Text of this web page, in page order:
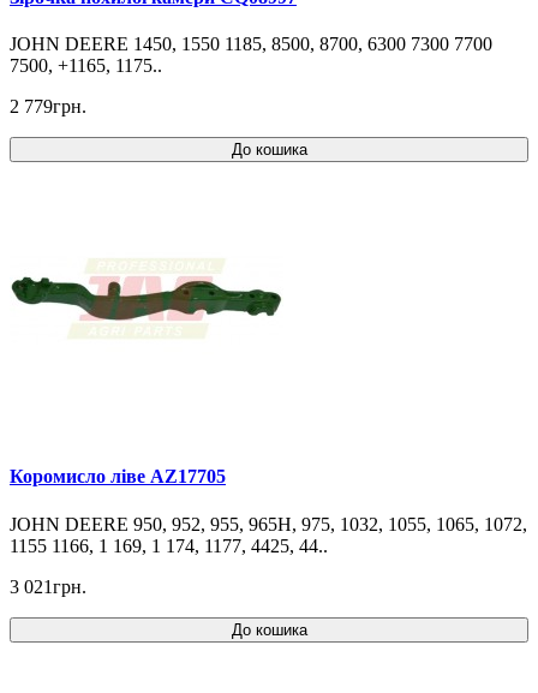
JOHN DEERE 1450, 1550 1185, 8500, 8700, 6300 7300 7700
7500, +1165, 1175..
2 779грн.
До кошика
Коромисло ліве AZ17705
JOHN DEERE 950, 952, 955, 965H, 975, 1032, 1055, 1065, 1072,
1155 1166, 1 169, 1 174, 1177, 4425, 44..
3 021грн.
До кошика